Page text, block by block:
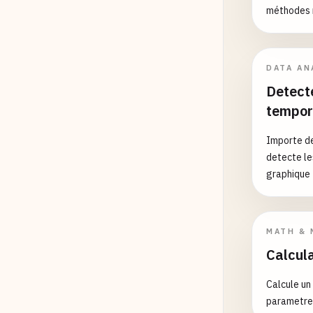
méthodes
DATA
Importe
detecte
graphique
MATH &
Calcule